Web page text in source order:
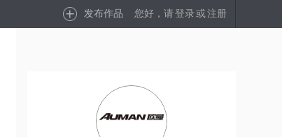
发布作品 您好，请登录 或注册